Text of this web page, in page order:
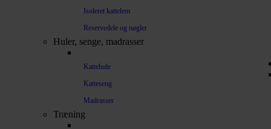
Isoleret kattelem
Reservedele og nøgler
Huler, senge, madrasser
Kattehule
Katteseng
Madrasser
Træning